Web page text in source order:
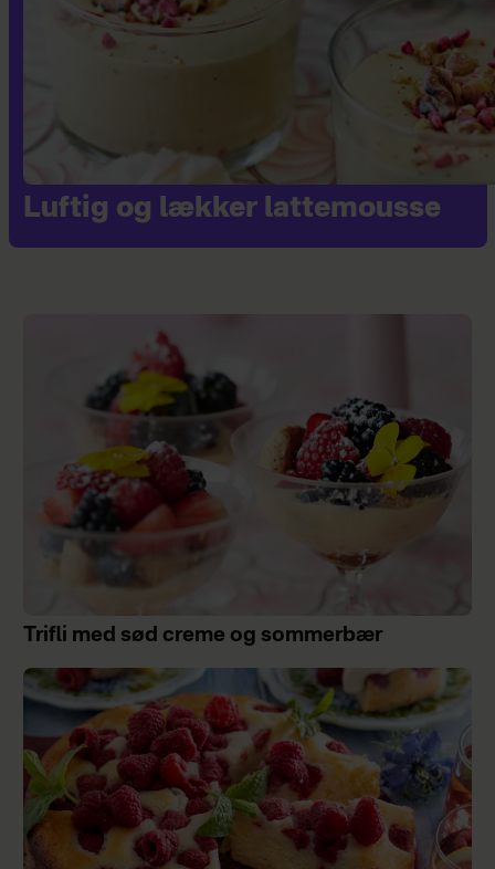
Luftig og lækker lattemousse
Trifli med sød creme og sommerbær